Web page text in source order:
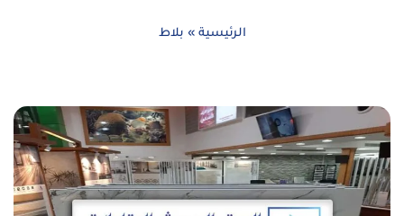
الرئيسية » بلاط